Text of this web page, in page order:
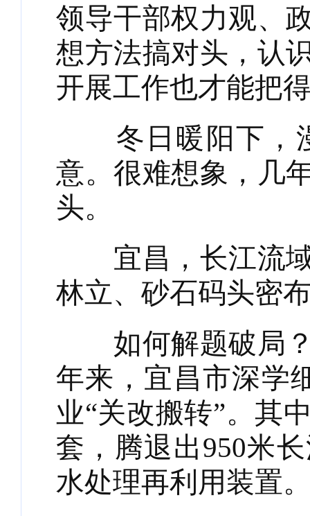
领导干部权力观、
想方法搞对头，认
开展工作也才能把
冬日暖阳下，漫
意。很难想象，几
头。
宜昌，长江流域
林立、砂石码头密
如何解题破局？
年来，宜昌市深学
业“关改搬转”。其
套，腾退出950米
水处理再利用装置